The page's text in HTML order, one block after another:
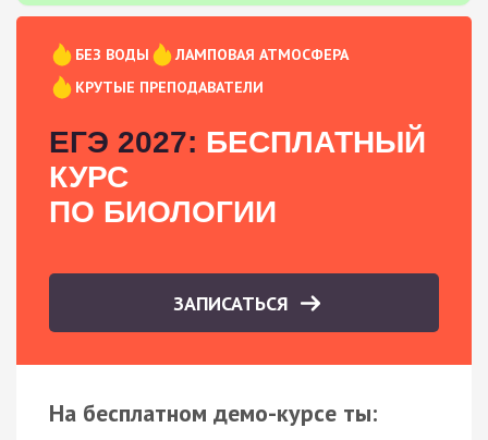
БЕЗ ВОДЫ
ЛАМПОВАЯ АТМОСФЕРА
КРУТЫЕ ПРЕПОДАВАТЕЛИ
ЕГЭ 2027: БЕСПЛАТНЫЙ
КУРС
ПО БИОЛОГИИ
ЗАПИСАТЬСЯ
На бесплатном демо-курсе ты: